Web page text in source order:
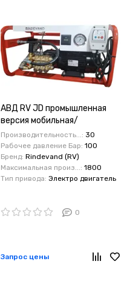
АВД RV JD промышленная
версия мобильная/
стационарная/настенная
рама Time Stop 30/130бар 7.5
кВт
Производительность...: 30
Рабочее давление Бар: 100
Бренд: Rindevand (RV)
Максимальная произ...: 1800
Тип привода: Электро двигатель
0
Запрос цены